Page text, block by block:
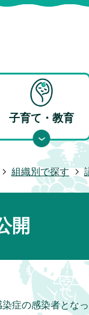
子育て・教育
組織別で探す
開
症の感染者とな